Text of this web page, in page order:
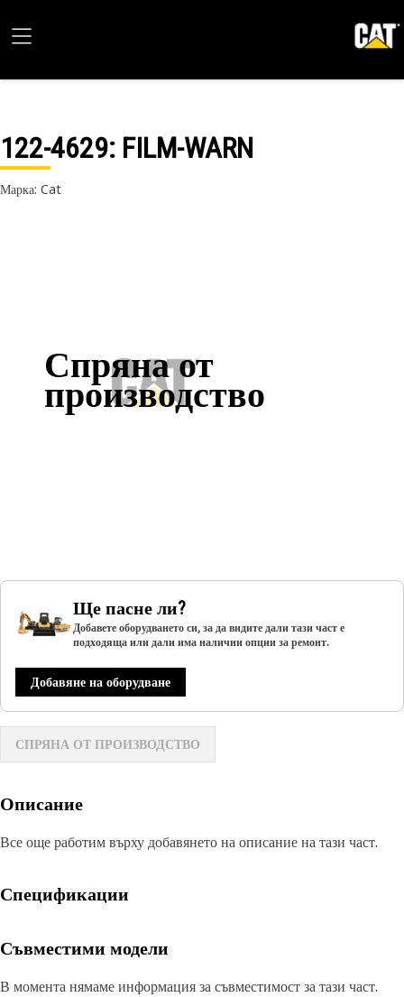
122-4629: FILM-WARN
Марка: Cat
Спряна от
производство
Ще пасне ли?
Добавете оборудването си, за да видите дали тази част е
подходяща или дали има налични опции за ремонт.
Добавяне на оборудване
СПРЯНА ОТ ПРОИЗВОДСТВО
Описание
Все още работим върху добавянето на описание на тази част.
Спецификации
Съвместими модели
В момента нямаме информация за съвместимост за тази част.